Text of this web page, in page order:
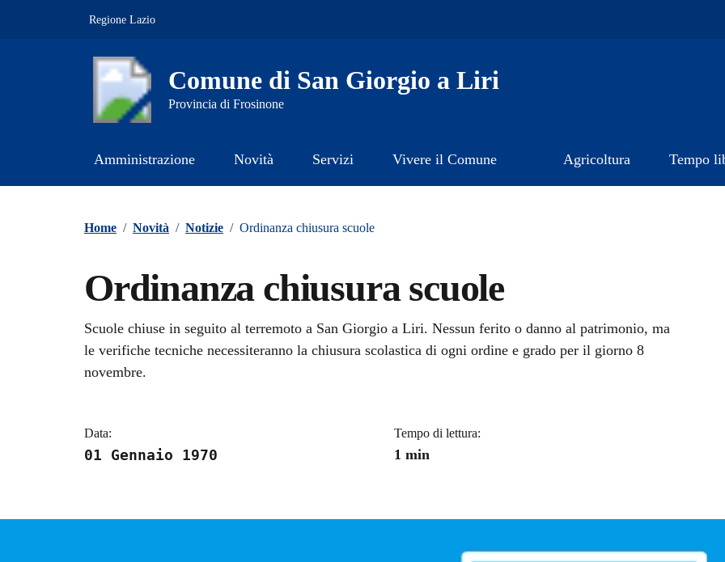
Regione Lazio
Comune di San Giorgio a Liri
Provincia di Frosinone
Amministrazione Novità Servizi Vivere il Comune Agricoltura Tempo
Home / Novità / Notizie / Ordinanza chiusura scuole
Ordinanza chiusura scuole
Dettagli della notizia
Scuole chiuse in seguito al terremoto a San Giorgio a Liri. Nessun ferito o danno al patrimonio, ma
le verifiche tecniche necessiteranno la chiusura scolastica di ogni ordine e grado per il giorno 8
novembre.
Data:
01 Gennaio 1970
Tempo di lettura:
1 min